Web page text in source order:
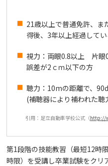
21歳以上で普通免許、ま
得後、3年以上経過して
視力：両眼0.8以上 片
誤差が2ｃｍ以下の方
聴力：10mの距離で、
(補聴器により補われた聴
引用：足立自動車学校公式（http://
第1段階の技能教習（最短12時
時限）を受講し卒業試験をクリ